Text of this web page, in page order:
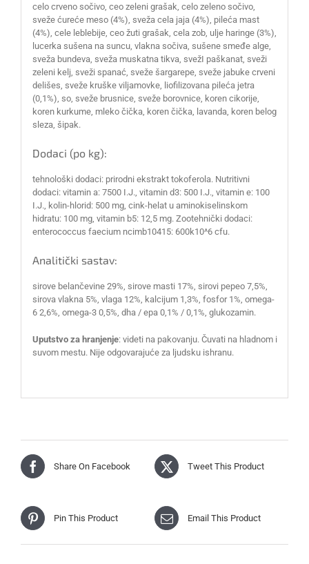
celo crveno sočivo, ceo zeleni grašak, celo zeleno sočivo,
sveže ćureće meso (4%), sveža cela jaja (4%), pileća mast
(4%), cele leblebije, ceo žuti grašak, cela zob, ulje haringe (3%),
lucerka sušena na suncu, vlakna sočiva, sušene smeđe alge,
sveža bundeva, sveža muskatna tikva, svežI paškanat, sveži
zeleni kelj, sveži spanać, sveže šargarepe, sveže jabuke crveni
delišes, sveže kruške viljamovke, liofilizovana pileća jetra
(0,1%), so, sveže brusnice, sveže borovnice, koren cikorije,
koren kurkume, mleko čička, koren čička, lavanda, koren belog
sleza, šipak.
Dodaci (po kg):
tehnološki dodaci: prirodni ekstrakt tokoferola. Nutritivni
dodaci: vitamin a: 7500 I.J., vitamin d3: 500 I.J., vitamin e: 100
I.J., kolin-hlorid: 500 mg, cink-helat u aminokiselinskom
hidratu: 100 mg, vitamin b5: 12,5 mg. Zootehnički dodaci:
enterococcus faecium ncimb10415: 600k10^6 cfu.
Analitički sastav:
sirove belančevine 29%, sirove masti 17%, sirovi pepeo 7,5%,
sirova vlakna 5%, vlaga 12%, kalcijum 1,3%, fosfor 1%, omega-
6 2,6%, omega-3 0,5%, dha / epa 0,1% / 0,1%, glukozamin.
Uputstvo za hranjenje: videti na pakovanju. Čuvati na hladnom i
suvom mestu. Nije odgovarajuće za ljudsku ishranu.
Share On Facebook Tweet This Product
Pin This Product Email This Product